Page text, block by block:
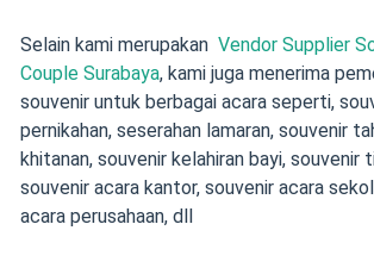
Selain kami merupakan Vendor Supplier
Couple Surabaya, kami juga menerima
souvenir untuk berbagai acara seperti,
pernikahan, seserahan lamaran, souvenir
khitanan, souvenir kelahiran bayi, souvenir
souvenir acara kantor, souvenir acara
acara perusahaan, dll